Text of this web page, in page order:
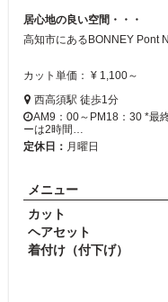
居心地の良い空間・・・
カット単価： ¥ 1,100～
西高須駅 徒歩1分
AM9：00～PM18：30 *最
ーは2時間…
定休日： 月曜日
メニュー
カット
ヘアセット
着付け（付下げ）